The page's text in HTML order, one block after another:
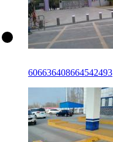
606636408664542493